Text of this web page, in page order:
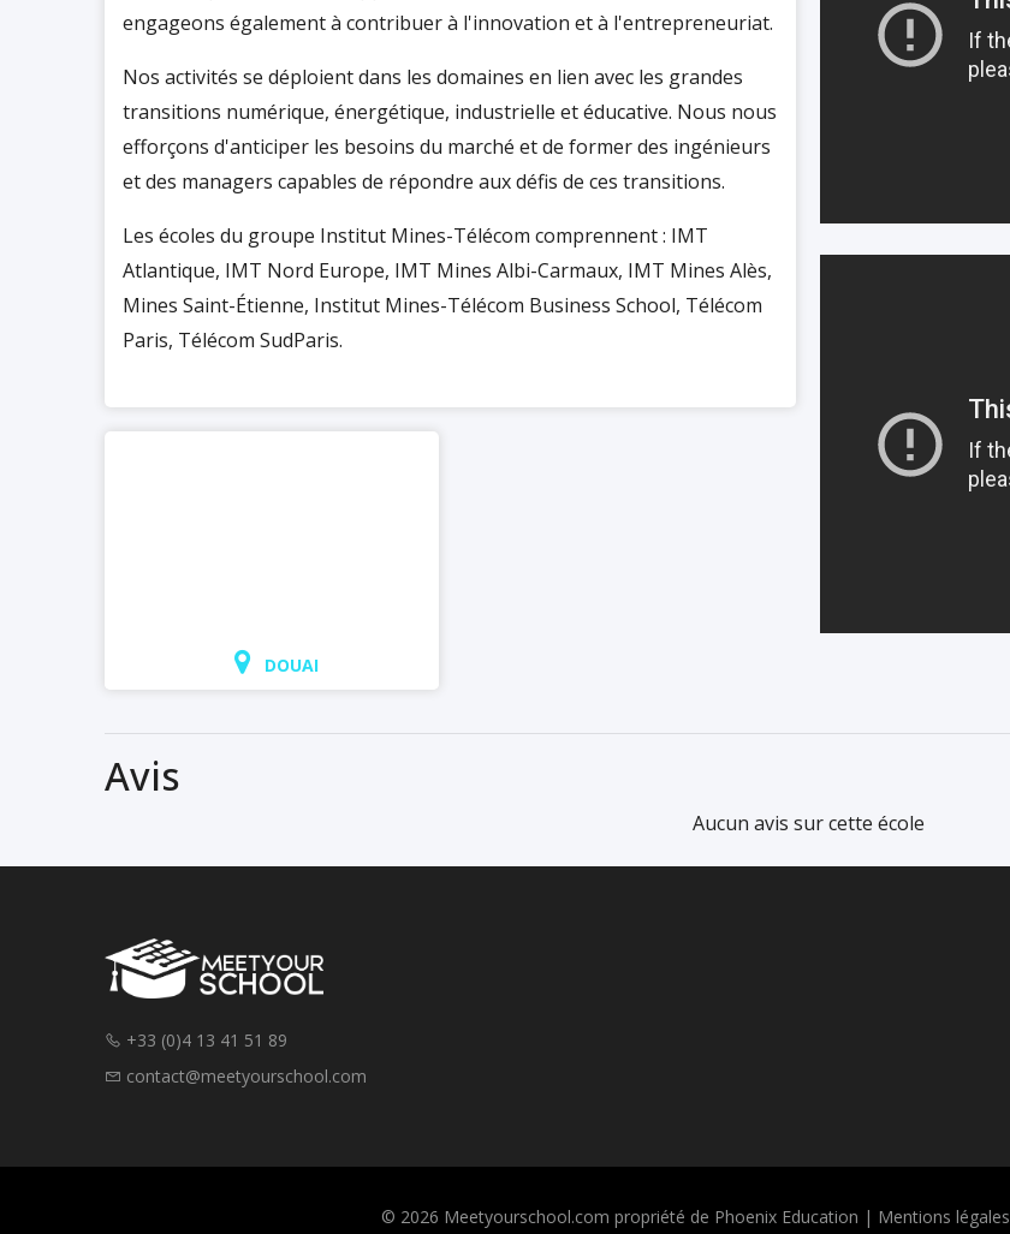
engageons également à contribuer à l'innovation et à l'entrepreneuriat.
Nos activités se déploient dans les domaines en lien avec les grandes
transitions numérique, énergétique, industrielle et éducative. Nous nous
efforçons d'anticiper les besoins du marché et de former des ingénieurs
et des managers capables de répondre aux défis de ces transitions.
Les écoles du groupe Institut Mines-Télécom comprennent : IMT
Atlantique, IMT Nord Europe, IMT Mines Albi-Carmaux, IMT Mines Alès,
Mines Saint-Étienne, Institut Mines-Télécom Business School, Télécom
Paris, Télécom SudParis.
DOUAI
Avis
Aucun avis sur cette école
+33 (0)4 13 41 51 89
contact@meetyourschool.com
© 2026 Meetyourschool.com propriété de Phoenix Education | Mentions légales